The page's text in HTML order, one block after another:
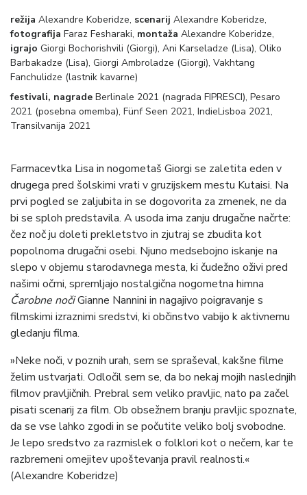
režija Alexandre Koberidze, scenarij Alexandre Koberidze,
fotografija Faraz Fesharaki, montaža Alexandre Koberidze,
igrajo Giorgi Bochorishvili (Giorgi), Ani Karseladze (Lisa), Oliko
Barbakadze (Lisa), Giorgi Ambroladze (Giorgi), Vakhtang
Fanchulidze (lastnik kavarne)
festivali, nagrade Berlinale 2021 (nagrada FIPRESCI), Pesaro
2021 (posebna omemba), Fünf Seen 2021, IndieLisboa 2021,
Transilvanija 2021
Farmacevtka Lisa in nogometaš Giorgi se zaletita eden v
drugega pred šolskimi vrati v gruzijskem mestu Kutaisi. Na
prvi pogled se zaljubita in se dogovorita za zmenek, ne da
bi se sploh predstavila. A usoda ima zanju drugačne načrte:
čez noč ju doleti prekletstvo in zjutraj se zbudita kot
popolnoma drugačni osebi. Njuno medsebojno iskanje na
slepo v objemu starodavnega mesta, ki čudežno oživi pred
našimi očmi, spremljajo nostalgična nogometna himna
Čarobne nočiGianne Nannini in nagajivo poigravanje s
filmskimi izraznimi sredstvi, ki občinstvo vabijo k aktivnemu
gledanju filma.
»Neke noči, v poznih urah, sem se spraševal, kakšne filme
želim ustvarjati. Odločil sem se, da bo nekaj mojih naslednjih
filmov pravljičnih. Prebral sem veliko pravljic, nato pa začel
pisati scenarij za film. Ob obsežnem branju pravljic spoznate,
da se vse lahko zgodi in se počutite veliko bolj svobodne.
Je lepo sredstvo za razmislek o folklori kot o nečem, kar te
razbremeni omejitev upoštevanja pravil realnosti.«
(Alexandre Koberidze)